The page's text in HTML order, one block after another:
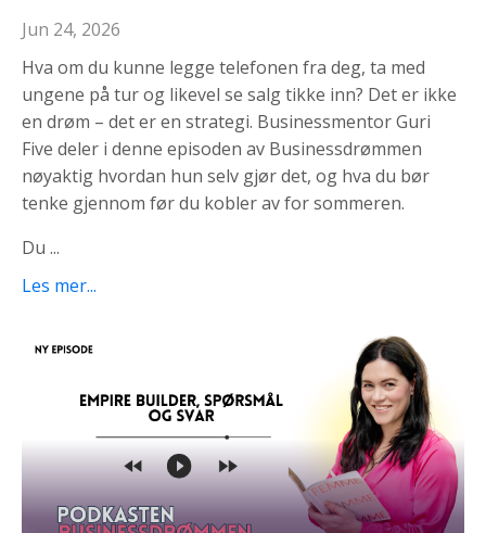
Jun 24, 2026
Hva om du kunne legge telefonen fra deg, ta med
ungene på tur og likevel se salg tikke inn? Det er ikke
en drøm – det er en strategi. Businessmentor Guri
Five deler i denne episoden av Businessdrømmen
nøyaktig hvordan hun selv gjør det, og hva du bør
tenke gjennom før du kobler av for sommeren.
Du ...
Les mer...